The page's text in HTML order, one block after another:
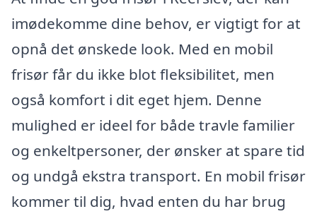
imødekomme dine behov, er vigtigt for at
opnå det ønskede look. Med en mobil
frisør får du ikke blot fleksibilitet, men
også komfort i dit eget hjem. Denne
mulighed er ideel for både travle familier
og enkeltpersoner, der ønsker at spare tid
og undgå ekstra transport. En mobil frisør
kommer til dig, hvad enten du har brug